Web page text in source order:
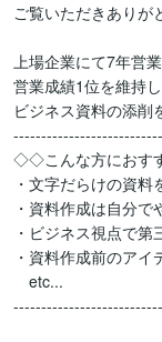
ご覧いただきありが
上場企業にて7年営業
営業成績1位を維持
ビジネス資料の添削
◇◇こんな方におす
・文字だらけの資
・資料作成は自分
・ビジネス視点で
・資料作成前のア
etc...